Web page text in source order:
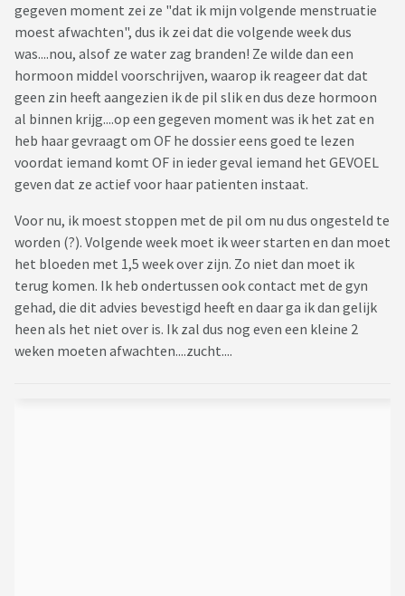
gegeven moment zei ze "dat ik mijn volgende menstruatie
moest afwachten", dus ik zei dat die volgende week dus
was....nou, alsof ze water zag branden! Ze wilde dan een
hormoon middel voorschrijven, waarop ik reageer dat dat
geen zin heeft aangezien ik de pil slik en dus deze hormoon
al binnen krijg....op een gegeven moment was ik het zat en
heb haar gevraagt om OF he dossier eens goed te lezen
voordat iemand komt OF in ieder geval iemand het GEVOEL
geven dat ze actief voor haar patienten instaat.
Voor nu, ik moest stoppen met de pil om nu dus ongesteld te
worden (?). Volgende week moet ik weer starten en dan moet
het bloeden met 1,5 week over zijn. Zo niet dan moet ik
terug komen. Ik heb ondertussen ook contact met de gyn
gehad, die dit advies bevestigd heeft en daar ga ik dan gelijk
heen als het niet over is. Ik zal dus nog even een kleine 2
weken moeten afwachten....zucht....